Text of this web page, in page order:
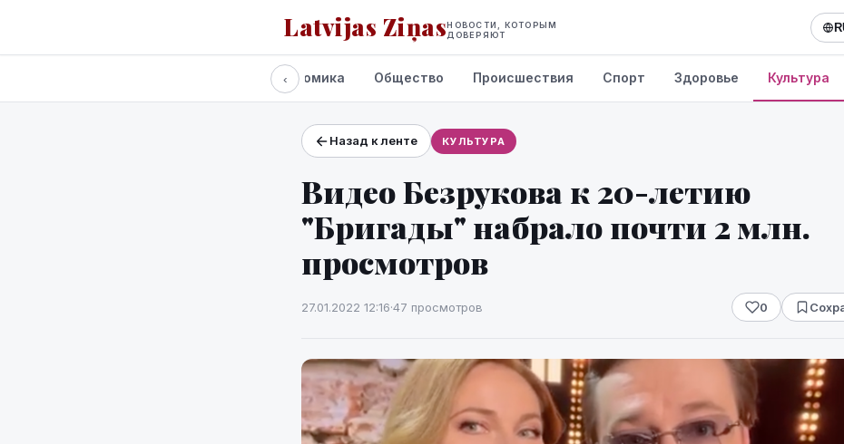
Latvijas ZiņasНОВОСТИ, КОТОРЫМ
ДОВЕРЯЮТ
Проекты и сервисы
‹
Экономика Общество Происшествия Спорт Здоровье Культура
Назад к ленте КУЛЬТУРА
Видео Безрукова к 20-летию
"Бригады" набрало почти 2 млн.
просмотров
27.01.2022 12:16·47 просмотров 0